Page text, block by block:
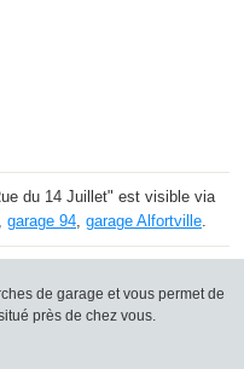
du 14 Juillet" est visible via
garage 94 garage Alfortville
de garage et vous permet de
près de chez vous.